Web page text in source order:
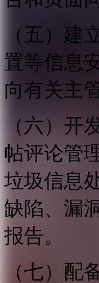
（五）建
置等信息
向有关主
（六）开
帖评论管
垃圾信息
缺陷、漏
报告。
（七）配